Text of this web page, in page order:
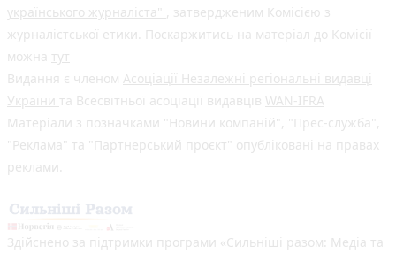
українського журналіста" , затвердженим Комісією з
журналістської етики. Поскаржитись на матеріал до Комісії
можна тут
Видання є членом Асоціації Незалежні регіональні видавці
України та Всесвітньої асоціації видавців WAN-IFRA
Матеріали з позначками "Новини компаній", "Прес-служба",
"Реклама" та "Партнерський проєкт" опубліковані на правах
реклами.
Здійснено за підтримки програми «Сильніші разом: Медіа та